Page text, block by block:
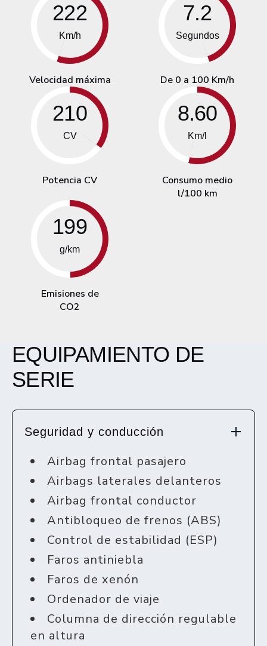
222
Km/h
Velocidad máxima
7.2
Segundos
De 0 a 100 Km/h
210
CV
Potencia CV
8.60
Km/l
Consumo medio
l/100 km
199
g/km
Emisiones de
CO2
EQUIPAMIENTO DE
SERIE
Seguridad y conducción
Airbag frontal pasajero
Airbags laterales delanteros
Airbag frontal conductor
Antibloqueo de frenos (ABS)
Control de estabilidad (ESP)
Faros antiniebla
Faros de xenón
Ordenador de viaje
Columna de dirección regulable
en altura